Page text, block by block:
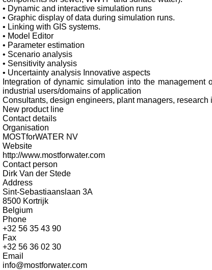
• Dynamic and interactive simulation runs
• Graphic display of data during simulation runs.
• Linking with GIS systems.
• Model Editor
• Parameter estimation
• Scenario analysis
• Sensitivity analysis
• Uncertainty analysis Innovative aspects
Integration of dynamic simulation into the
industrial users/domains of application
Consultants, design engineers, plant managers,
New product line
Contact details
Organisation
MOSTforWATER NV
Website
http://www.mostforwater.com
Contact person
Dirk Van der Stede
Address
Sint-Sebastiaanslaan 3A
8500 Kortrijk
Belgium
Phone
+32 56 35 43 90
Fax
+32 56 36 02 30
Email
info@mostforwater.com